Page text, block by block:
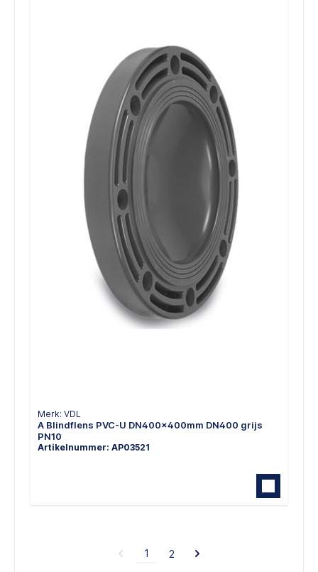
Merk: VDL
A Blindflens PVC-U DN400x400mm DN400 grijs
PN10
Artikelnummer: AP03521
1 2